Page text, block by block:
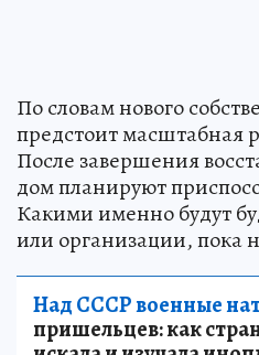
По словам нового
предстоит масштабная
После завершения
дом планируют
Какими именно будут
или организации, пока
Над СССР военные
пришельцев: как